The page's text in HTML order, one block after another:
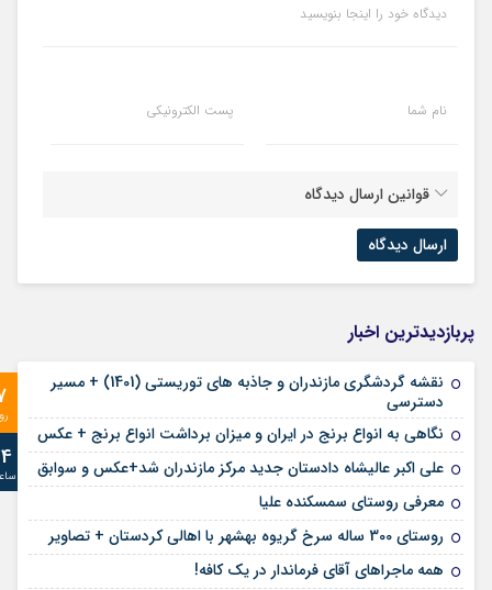
دیدگاه خود را اینجا بنویسید
نام شما پست الکترونیکی
قوانین ارسال دیدگاه
پربازدیدترین اخبار
نقشه گردشگری مازندران و جاذبه های توریستی (1401) + مسیر
دسترسی
نگاهی به انواع برنج در ایران و میزان برداشت انواع برنج + عکس
علی‌ اکبر عالیشاه دادستان جدید مرکز مازندران شد+عکس و سوابق
معرفی روستای سمسکنده علیا
روستای 300 ساله سرخ ‌گریوه بهشهر با اهالی کردستان + تصاویر
همه ماجراهای آقای فرماندار در یک کافه!